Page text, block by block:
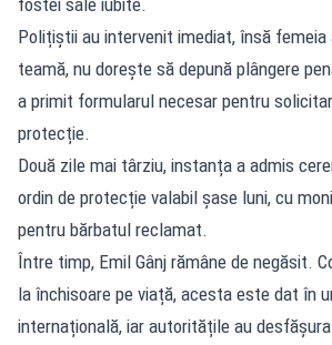
Polițiștii au intervenit imediat, însă femeia
teamă, nu dorește să depună plângere
a primit formularul necesar pentru
protecție.
Două zile mai târziu, instanța a admis
ordin de protecție valabil șase luni, cu
pentru bărbatul reclamat.
Între timp, Emil Gânj rămâne de negăsit.
la închisoare pe viață, acesta este dat în
internațională, iar autoritățile au